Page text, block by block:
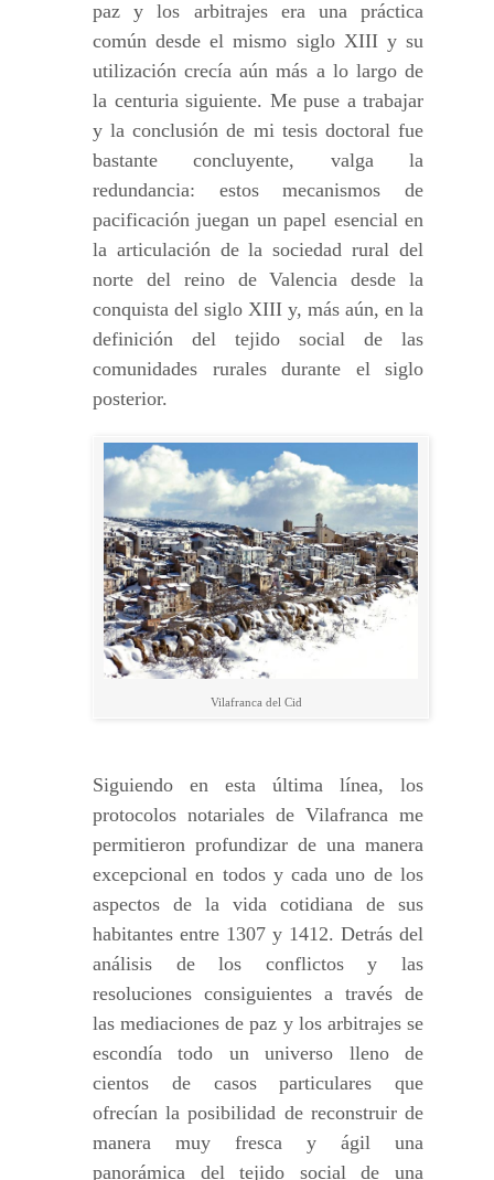
paz y los arbitrajes era una práctica
común desde el mismo siglo XIII y su
utilización crecía aún más a lo largo de
la centuria siguiente. Me puse a trabajar
y la conclusión de mi tesis doctoral fue
bastante concluyente, valga la
redundancia: estos mecanismos de
pacificación juegan un papel esencial en
la articulación de la sociedad rural del
norte del reino de Valencia desde la
conquista del siglo XIII y, más aún, en la
definición del tejido social de las
comunidades rurales durante el siglo
posterior.
Vilafranca del Cid
Siguiendo en esta última línea, los
protocolos notariales de Vilafranca me
permitieron profundizar de una manera
excepcional en todos y cada uno de los
aspectos de la vida cotidiana de sus
habitantes entre 1307 y 1412. Detrás del
análisis de los conflictos y las
resoluciones consiguientes a través de
las mediaciones de paz y los arbitrajes se
escondía todo un universo lleno de
cientos de casos particulares que
ofrecían la posibilidad de reconstruir de
manera muy fresca y ágil una
panorámica del tejido social de una